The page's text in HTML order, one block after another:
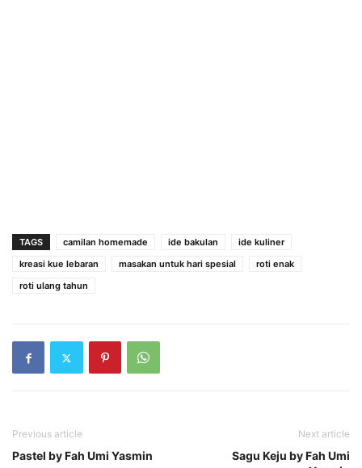
TAGS camilan homemade ide bakulan
ide kuliner
kreasi kue lebaran
masakan untuk hari spesial
roti enak
roti ulang tahun
Previous article
Pastel by Fah Umi Yasmin
Next article
Sagu Keju by Fah Umi